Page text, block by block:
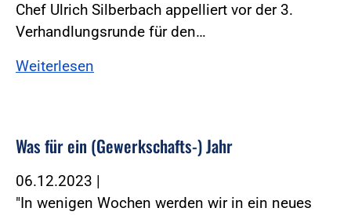
Chef Ulrich Silberbach appelliert vor der 3.
Verhandlungsrunde für den…
Weiterlesen
Was für ein (Gewerkschafts-) Jahr
06.12.2023 |
"In wenigen Wochen werden wir in ein neues